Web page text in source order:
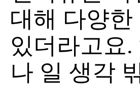
대해 다양
있더라고요
나 일 생각